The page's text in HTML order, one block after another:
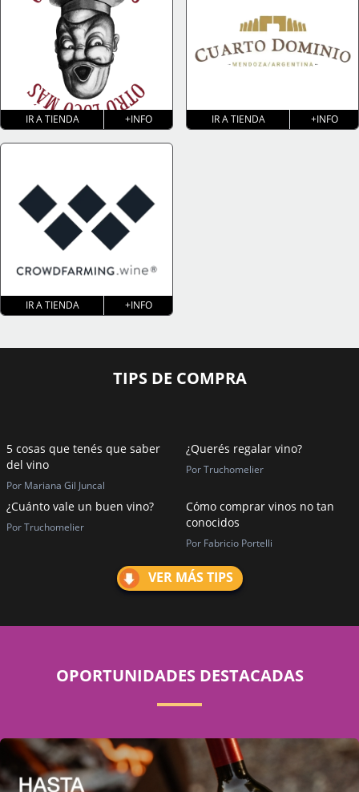
IR A TIENDA +INFO IR A TIENDA +INFO
IR A TIENDA +INFO
TIPS DE COMPRA
5 cosas que tenés que saber
del vino
Por Mariana Gil Juncal
¿Querés regalar vino?
Por Truchomelier
¿Cuánto vale un buen vino?
Por Truchomelier
Cómo comprar vinos no tan
conocidos
Por Fabricio Portelli
VER MÁS TIPS
OPORTUNIDADES DESTACADAS